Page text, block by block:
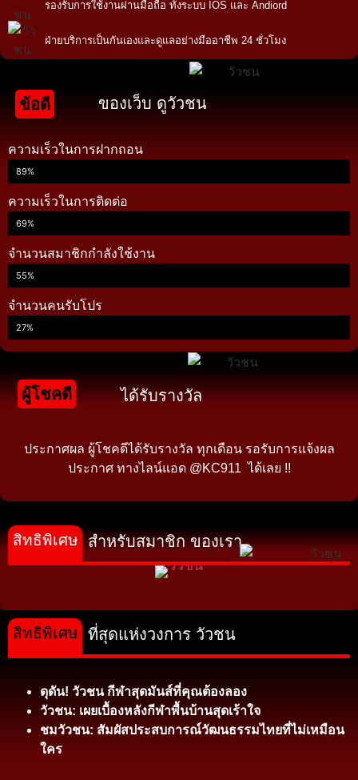
รองรับการใช้งานผ่านมือถือ ทั้งระบบ IOS และ Andiord
ฝ่ายบริการเป็นกันเองและดูแลอย่างมืออาชีพ 24 ชั่วโมง
ข้อดี ของเว็บ ดูวัวชน
ความเร็วในการฝากถอน
89%
ความเร็วในการติดต่อ
69%
จำนวนสมาชิกกำลังใช้งาน
55%
จำนวนคนรับโปร
27%
ผู้โชคดี ได้รับรางวัล
ประกาศผล ผู้โชคดีได้รับรางวัล ทุกเดือน รอรับการแจ้งผล
ประกาศ ทางไลน์แอด @KC911 ได้เลย !!
สำหรับสมาชิก ของเรา
สิทธิพิเศษ
ที่สุดแห่งวงการ วัวชน
ดุดัน! วัวชน กีฬาสุดมันส์ที่คุณต้องลอง
วัวชน: เผยเบื้องหลังกีฬาพื้นบ้านสุดเร้าใจ
ชมวัวชน: สัมผัสประสบการณ์วัฒนธรรมไทยที่ไม่เหมือน
ใคร
สิทธิพิเศษ